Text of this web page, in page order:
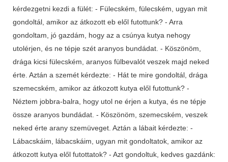
kérdezgetni kezdi a fülét: - Fülecském, fülecském, ugyan mit
gondoltál, amikor az átkozott eb elől futottunk? - Arra
gondoltam, jó gazdám, hogy az a csúnya kutya nehogy
utolérjen, és ne tépje szét aranyos bundádat. - Köszönöm,
drága kicsi fülecském, aranyos fülbevalót veszek majd neked
érte. Aztán a szemét kérdezte: - Hát te mire gondoltál, drága
szemecském, amikor az átkozott kutya elől futottunk? -
Néztem jobbra-balra, hogy utol ne érjen a kutya, és ne tépje
össze aranyos bundádat. - Köszönöm, szemecském, veszek
neked érte arany szemüveget. Aztán a lábait kérdezte: -
Lábacskáim, lábacskáim, ugyan mit gondoltatok, amikor az
átkozott kutya elől futottatok? - Azt gondoltuk, kedves gazdánk: